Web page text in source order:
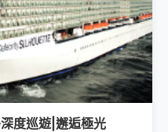
度巡遊|邂逅極光